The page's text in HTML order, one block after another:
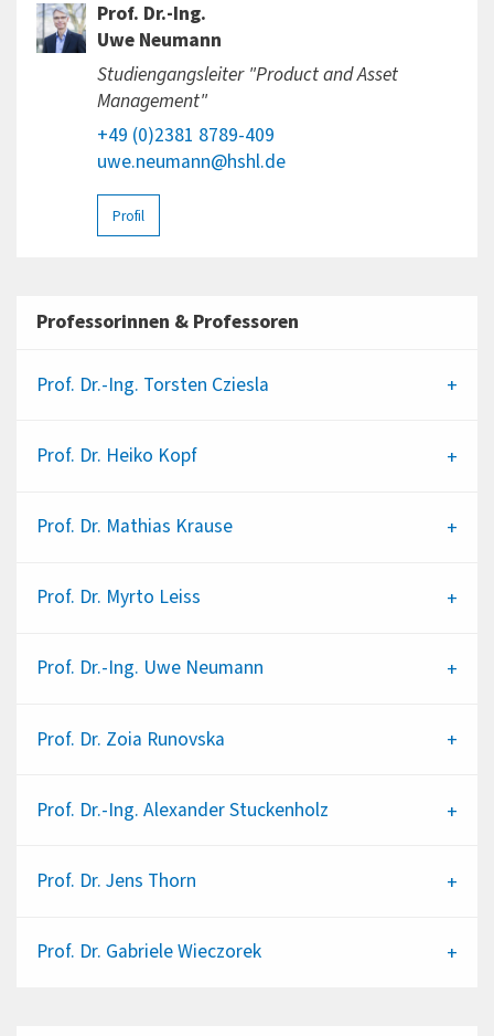
Prof. Dr.-Ing.
Uwe Neumann
Studiengangsleiter "Product and Asset
Management"
+49 (0)2381 8789-409
uwe.neumann@hshl.de
Profil
Professorinnen & Professoren
Prof. Dr.-Ing. Torsten Cziesla
Prof. Dr. Heiko Kopf
Prof. Dr. Mathias Krause
Prof. Dr. Myrto Leiss
Prof. Dr.-Ing. Uwe Neumann
Prof. Dr. Zoia Runovska
Prof. Dr.-Ing. Alexander Stuckenholz
Prof. Dr. Jens Thorn
Prof. Dr. Gabriele Wieczorek